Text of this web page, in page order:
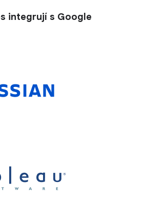
integrují s Google